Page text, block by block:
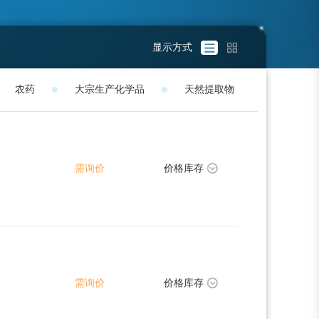
显示方式
农药 大宗生产化学品 天然提取物
需询价 价格库存
需询价 价格库存